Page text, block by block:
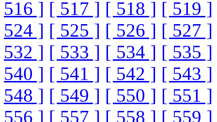
516 ] [ 517 ] [ 518 ] [ 519 ]
524 ] [ 525 ] [ 526 ] [ 527 ]
532 ] [ 533 ] [ 534 ] [ 535 ]
540 ] [ 541 ] [ 542 ] [ 543 ]
548 ] [ 549 ] [ 550 ] [ 551 ]
556 ] [ 557 ] [ 558 ] [ 559 ]